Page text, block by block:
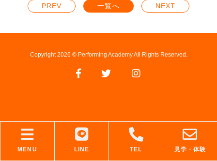
PREV 一覧へ NEXT
Copyright 2026 © Performing Academy All Rights Reserved.
MENU LINE TEL 見学・体験